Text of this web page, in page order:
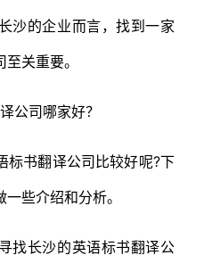
沙的企业而言，找到一家
至关重要。
书翻译公司比较好呢?下
些介绍和分析。
长沙的英语标书翻译公